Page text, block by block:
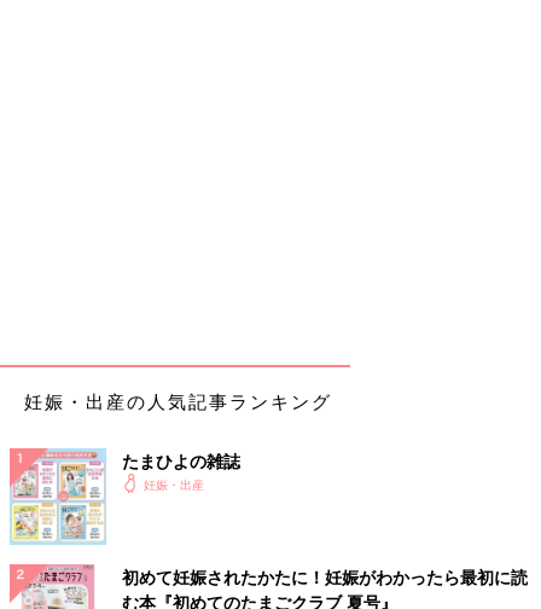
妊娠・出産の人気記事ランキング
たまひよの雑誌
妊娠・出産
初めて妊娠されたかたに！妊娠がわかったら最初に読
む本『初めてのたまごクラブ 夏号』